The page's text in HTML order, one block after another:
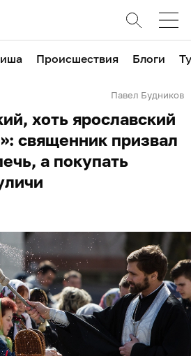
Происшествия Блоги
Павел Будников
хоть ярославский
священник призвал
а покупать